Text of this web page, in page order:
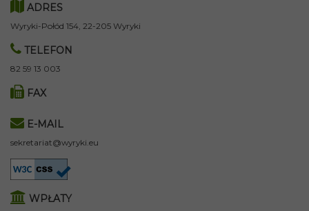
ADRES
Wyryki-Połód 154, 22-205 Wyryki
TELEFON
82 59 13 003
FAX
E-MAIL
sekretariat@wyryki.eu
WPŁATY